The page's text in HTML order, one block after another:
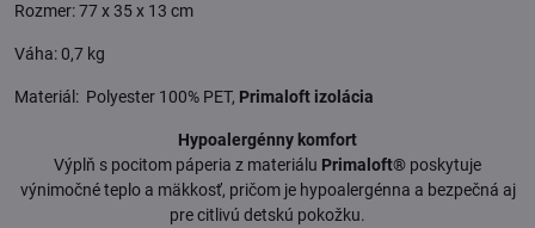
Rozmer: 77 x 35 x 13 cm
Váha: 0,7 kg
Materiál: Polyester 100% PET, Primaloft izolácia
Hypoalergénny komfort
Výplň s pocitom páperia z materiálu Primaloft® poskytuje
výnimočné teplo a mäkkosť, pričom je hypoalergénna a bezpečná aj
pre citlivú detskú pokožku.